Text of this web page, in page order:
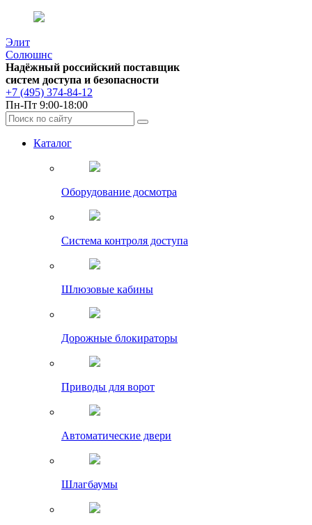
Элит
Солюшнс
Надёжный российский поставщик
систем доступа и безопасности
+7 (495) 374-84-12
Пн-Пт 9:00-18:00
Каталог
Оборудование досмотра
Система контроля доступа
Шлюзовые кабины
Дорожные блокираторы
Приводы для ворот
Автоматические двери
Шлагбаумы